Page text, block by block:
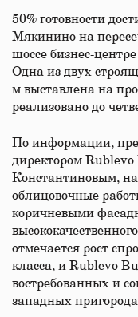
50% готовности
Мякинино на
шоссе бизнес-
Одна из двух
м выставлена на
реализовано до
По информации,
директором
Константиновым,
облицовочные
коричневыми
отмечается рост
класса, и Rublevo
востребованных и
западных